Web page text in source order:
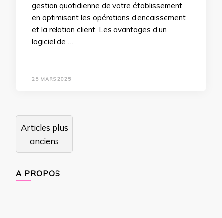
gestion quotidienne de votre établissement
en optimisant les opérations d’encaissement
et la relation client. Les avantages d’un
logiciel de …
25 MARS 2025
Navigation
des
articles
Articles plus
anciens
A PROPOS